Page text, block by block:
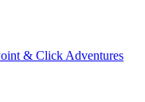
& Click Adventures